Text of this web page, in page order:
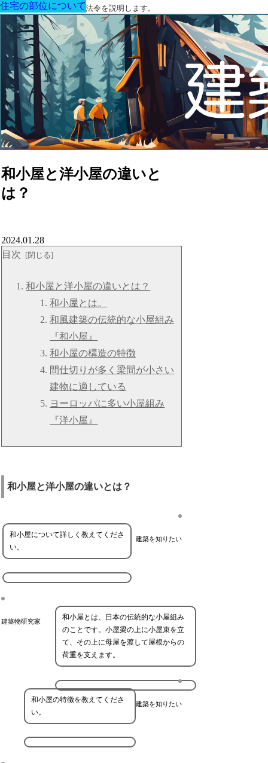
建築に関する用語と関連法令を説明します。
和小屋と洋小屋の違いと
は？
住宅の部位について
2024.01.28
目次
和小屋と洋小屋の違いとは？
和小屋とは。
和風建築の伝統的な小屋組み
『和小屋』
和小屋の構造の特徴
間仕切りが多く梁間が小さい
建物に適している
ヨーロッパに多い小屋組み
『洋小屋』
和小屋と洋小屋の違いとは？
建築を知りたい
和小屋について詳しく教えてくださ
い。
建築物研究家
和小屋とは、日本の伝統的な小屋組み
のことです。小屋梁の上に小屋束を立
て、その上に母屋を渡して屋根からの
荷重を支えます。
建築を知りたい
和小屋の特徴を教えてくださ
い。
住宅の部位について
住宅の部位について
住宅の部位について
住宅の部位について
住宅の部位について
住宅の部位について